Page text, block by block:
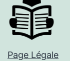
Page Légale